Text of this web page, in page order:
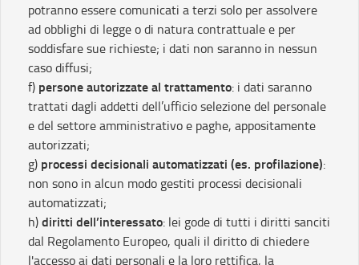
potranno essere comunicati a terzi solo per assolvere
ad obblighi di legge o di natura contrattuale e per
soddisfare sue richieste; i dati non saranno in nessun
caso diffusi;
f) persone autorizzate al trattamento: i dati saranno
trattati dagli addetti dell’ufficio selezione del personale
e del settore amministrativo e paghe, appositamente
autorizzati;
g) processi decisionali automatizzati (es. profilazione):
non sono in alcun modo gestiti processi decisionali
automatizzati;
h)diritti dell’interessato: lei gode di tutti i diritti sanciti
dal Regolamento Europeo, quali il diritto di chiedere
l'accesso ai dati personali e la loro rettifica, la